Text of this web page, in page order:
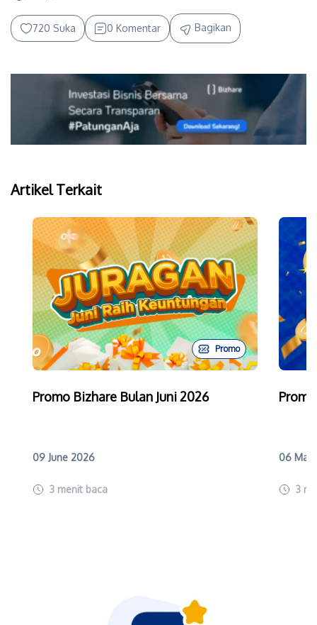
720 Suka 0 Komentar Bagikan
Artikel Terkait
Promo
Promo Bizhare Bulan Juni 2026
09 June 2026
3 menit baca
06 May
3